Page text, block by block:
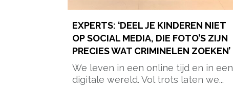
EXPERTS: ‘DEEL JE KINDEREN NIET
OP SOCIAL MEDIA, DIE FOTO’S ZIJN
PRECIES WAT CRIMINELEN ZOEKEN’
We leven in een online tijd en in een
digitale wereld. Vol trots laten we...